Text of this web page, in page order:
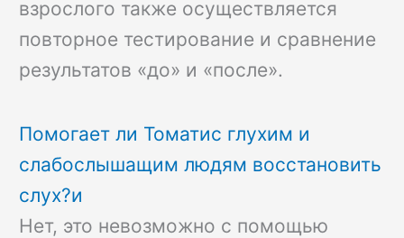
взрослого также осуществляется
повторное тестирование и сравнение
результатов «до» и «после».
Помогает ли Томатис глухим и
слабослышащим людям восстановить
слух?и
Нет, это невозможно с помощью